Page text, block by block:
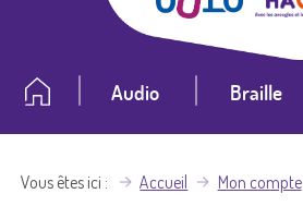
Audio Braille
Vous êtes ici Accueil Mon compte